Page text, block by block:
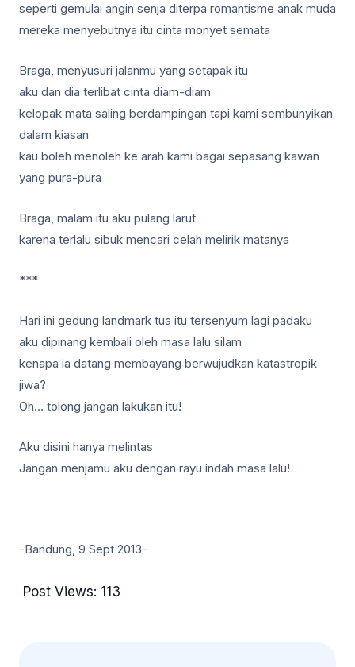
seperti gemulai angin senja diterpa romantisme anak muda
mereka menyebutnya itu cinta monyet semata
Braga, menyusuri jalanmu yang setapak itu
aku dan dia terlibat cinta diam-diam
kelopak mata saling berdampingan tapi kami sembunyikan
dalam kiasan
kau boleh menoleh ke arah kami bagai sepasang kawan
yang pura-pura
Braga, malam itu aku pulang larut
karena terlalu sibuk mencari celah melirik matanya
***
Hari ini gedung landmark tua itu tersenyum lagi padaku
aku dipinang kembali oleh masa lalu silam
kenapa ia datang membayang berwujudkan katastropik
jiwa?
Oh… tolong jangan lakukan itu!
Aku disini hanya melintas
Jangan menjamu aku dengan rayu indah masa lalu!
-Bandung, 9 Sept 2013-
Post Views: 113